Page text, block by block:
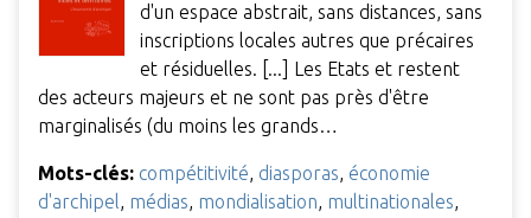
d'un espace abstrait, sans distances, sans
inscriptions locales autres que précaires
et résiduelles. [...] Les Etats et restent
des acteurs majeurs et ne sont pas près d'être
marginalisés (du moins les grands…
Mots-clés: compétitivité, diasporas, économie
d'archipel, médias, mondialisation, multinationales,